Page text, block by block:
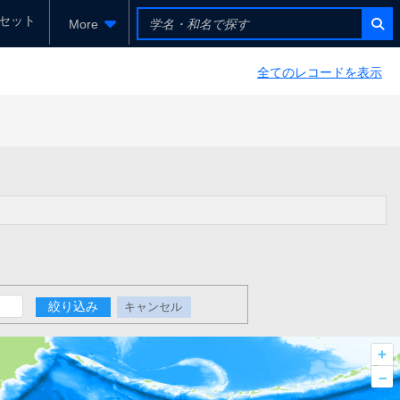
ット More
全てのレコードを表示
絞り込み キャンセル
+
–